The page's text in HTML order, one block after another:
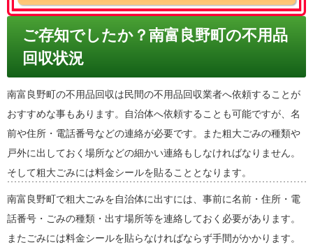
ご存知でしたか？南富良野町の不用品
回収状況
南富良野町の不用品回収は民間の不用品回収業者へ依頼することが
おすすめな事もあります。自治体へ依頼することも可能ですが、名
前や住所・電話番号などの連絡が必要です。また粗大ごみの種類や
戸外に出しておく場所などの細かい連絡もしなければなりません。
そして粗大ごみには料金シールを貼ることとなります。
南富良野町で粗大ごみを自治体に出すには、事前に名前・住所・電
話番号・ごみの種類・出す場所等を連絡しておく必要があります。
またごみには料金シールを貼らなければならず手間がかかります。